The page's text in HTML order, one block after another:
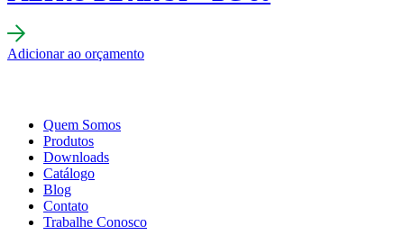
Adicionar ao orçamento
Quem Somos
Produtos
Downloads
Catálogo
Blog
Contato
Trabalhe Conosco